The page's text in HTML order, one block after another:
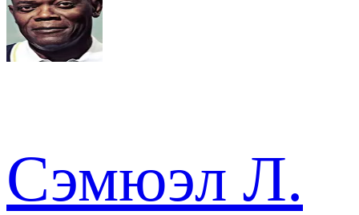
Сэмюэл Л.